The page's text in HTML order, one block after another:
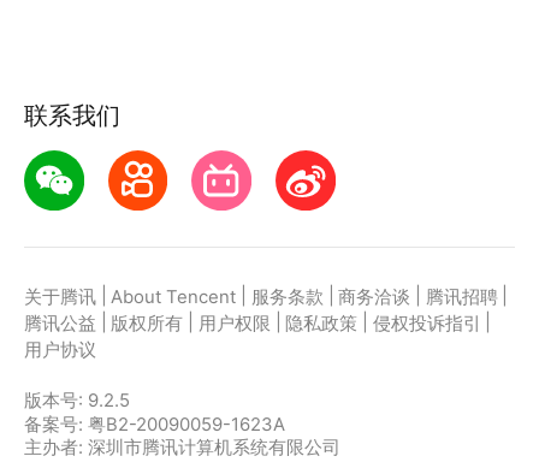
联系我们
关于腾讯 About Tencent 服务条款 商务洽谈 腾讯招聘
腾讯公益
版权所有 用户权限 隐私政策 侵权投诉指引
用户协议
版本号: 9.2.5
备案号: 粤B2-20090059-1623A
主办者: 深圳市腾讯计算机系统有限公司